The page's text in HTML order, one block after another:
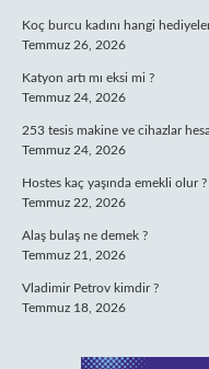
Koç burcu kadını hangi
Temmuz 26, 2026
Katyon artı mı eksi mi ?
Temmuz 24, 2026
253 tesis makine ve cihazlar
Temmuz 24, 2026
Hostes kaç yaşında emekli olur ?
Temmuz 22, 2026
Alaş bulaş ne demek ?
Temmuz 21, 2026
Vladimir Petrov kimdir ?
Temmuz 18, 2026